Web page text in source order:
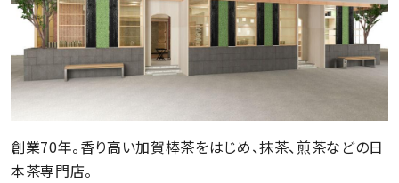
創業70年。香り高い加賀棒茶をはじめ、抹茶、煎茶などの日
本茶専門店。